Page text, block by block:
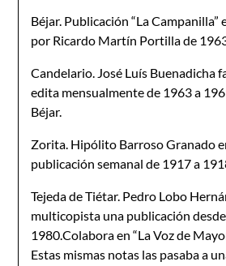
Béjar. Publicación “La Campanilla”
por Ricardo Martín Portilla de
Candelario. José Luís Buenadicha
edita mensualmente de 1963 a
Béjar.
Zorita. Hipólito Barroso Granado
publicación semanal de 1917 a
Tejeda de Tiétar. Pedro Lobo
multicopista una publicación
1980.Colabora en “La Voz de
Estas mismas notas las pasaba a